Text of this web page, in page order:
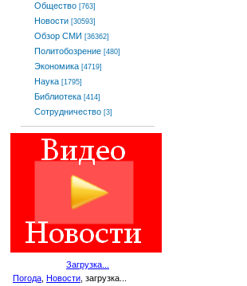
Общество [763]
Новости [30593]
Обзор СМИ [36362]
Политобозрение [480]
Экономика [4719]
Наука [1795]
Библиотека [414]
Сотрудничество [3]
Загрузка...
Погода Новости , загрузка...